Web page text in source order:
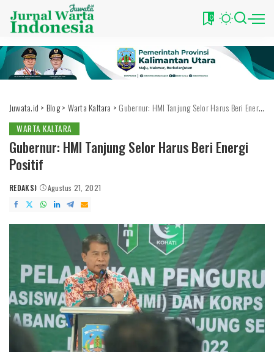
0
Juwata.id > Blog> Warta Kaltara > Gubernur: HMI Tanjung Selor Harus Beri Energi Positif
WARTA KALTARA
Gubernur: HMI Tanjung Selor Harus Beri Energi
Positif
POSTED
BY
REDAKSI Agustus 21, 2021